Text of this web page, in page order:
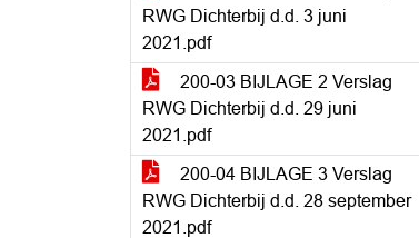
RWG Dichterbij d.d. 3 juni
2021.pdf
200-03 BIJLAGE 2 Verslag
RWG Dichterbij d.d. 29 juni
2021.pdf
200-04 BIJLAGE 3 Verslag
RWG Dichterbij d.d. 28 september
2021.pdf